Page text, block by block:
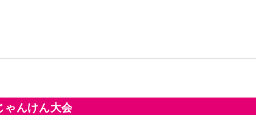
ゃんけん大会